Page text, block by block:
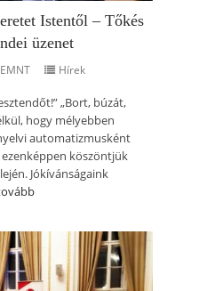
Istentől – Tőkés
üzenet
EMNT Hírek
„Bort, búzát,
hogy mélyebben
automatizmusként
ezenképpen köszöntjük
Jókívánságaink